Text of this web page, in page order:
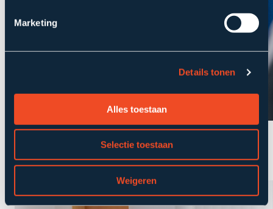
Marketing
Details tonen
Alles toestaan
Selectie toestaan
Weigeren
Movir maakt AOV voor zelfstandigen
laagdrempelig en volledig online